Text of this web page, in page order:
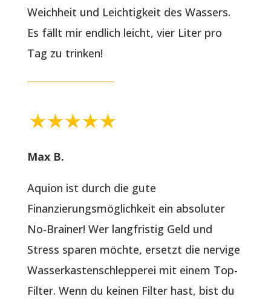
Weichheit und Leichtigkeit des Wassers.
Es fällt mir endlich leicht, vier Liter pro
Tag zu trinken!
Max B.
Aquion ist durch die gute
Finanzierungsmöglichkeit ein absoluter
No-Brainer! Wer langfristig Geld und
Stress sparen möchte, ersetzt die nervige
Wasserkastenschlepperei mit einem Top-
Filter. Wenn du keinen Filter hast, bist du